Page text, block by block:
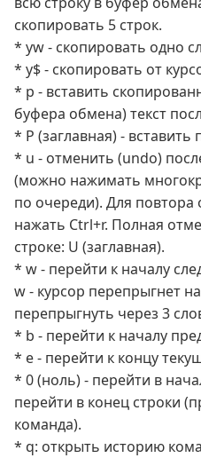
скопировать 5 строк.
* yw - скопировать одно
* y$ - скопировать от
* p - вставить
буфера обмена) текст
* P (заглавная) - вставить
* u - отменить (undo)
(можно нажимать
по очереди). Для повтора
нажать Ctrl+r. Полная
строке: U (заглавная).
* w - перейти к началу
w - курсор перепрыгнет
перепрыгнуть через 3
* b - перейти к началу
* e - перейти к концу
* 0 (ноль) - перейти в
перейти в конец строки
команда).
* q: открыть историю